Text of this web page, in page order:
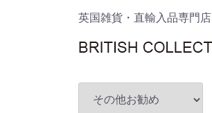
英国雑貨・直輸入品専門店